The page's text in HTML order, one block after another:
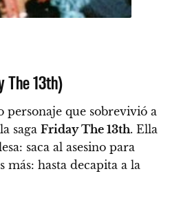
The 13th)
personaje que sobrevivió a
saga Friday The 13th. Ella
saca al asesino para
más: hasta decapita a la